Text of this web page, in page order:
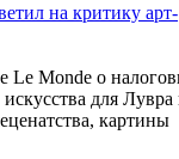
на критику арт-
Le Monde о
для Лувра
картины